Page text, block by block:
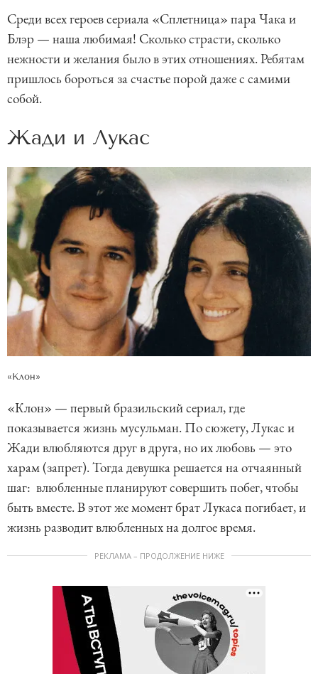
Среди всех героев сериала «Сплетница» пара Чака и
Блэр — наша любимая! Сколько страсти, сколько
нежности и желания было в этих отношениях. Ребятам
пришлось бороться за счастье порой даже с самими
собой.
Жади и Лукас
«Клон»
«Клон» — первый бразильский сериал, где
показывается жизнь мусульман. По сюжету, Лукас и
Жади влюбляются друг в друга, но их любовь — это
харам (запрет). Тогда девушка решается на отчаянный
шаг: влюбленные планируют совершить побег, чтобы
быть вместе. В этот же момент брат Лукаса погибает, и
жизнь разводит влюбленных на долгое время.
РЕКЛАМА – ПРОДОЛЖЕНИЕ НИЖЕ